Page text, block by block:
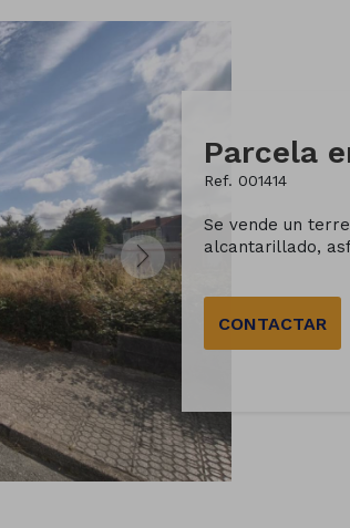
Parcela
Ref. 001414
Se vende un
alcantarillado,
CONTACTAR